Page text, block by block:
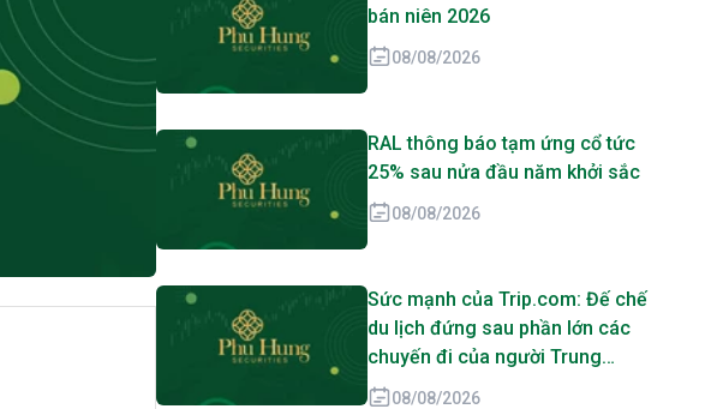
bán niên 2026
08/08/2026
RAL thông báo tạm ứng cổ tức
25% sau nửa đầu năm khởi sắc
08/08/2026
Sức mạnh của Trip.com: Đế chế
du lịch đứng sau phần lớn các
chuyến đi của người Trung
Quốc
08/08/2026